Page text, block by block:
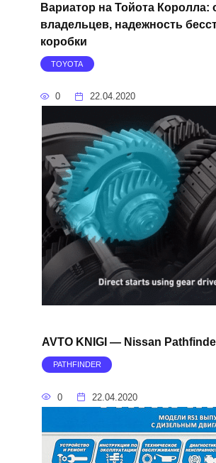
Вариатор на Тойота Королла:
владельцев, надежность
коробки
TOYOTA
0 22.04.2020
AVTO KNIGI — Nissan
PATHFINDER
0 22.04.2020